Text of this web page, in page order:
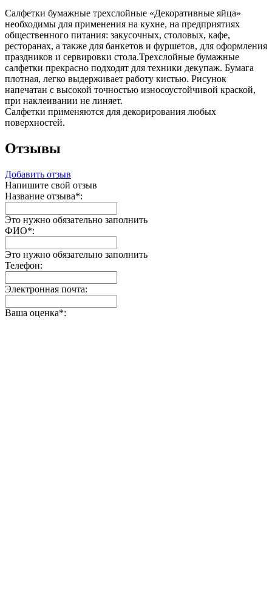
Салфетки бумажные трехслойные «Декоративные яйца»
необходимы для применения на кухне, на предприятиях
общественного питания: закусочных, столовых, кафе,
ресторанах, а также для банкетов и фуршетов, для оформления
праздников и сервировки стола.Трехслойные бумажные
салфетки прекрасно подходят для техники декупаж. Бумага
плотная, легко выдерживает работу кистью. Рисунок
напечатан с высокой точностью износоустойчивой краской,
при наклеивании не линяет.
Салфетки применяются для декорирования любых
поверхностей.
Отзывы
Добавить отзыв
Напишите свой отзыв
Название отзыва*:
Это нужно обязательно заполнить
ФИО*:
Это нужно обязательно заполнить
Телефон:
Электронная почта:
Ваша оценка*: